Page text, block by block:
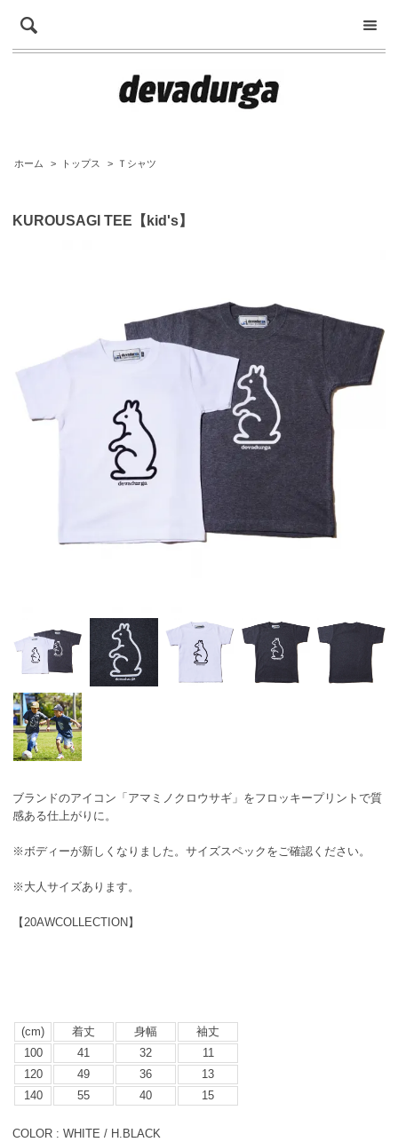
ホーム > トップス > Ｔシャツ
KUROUSAGI TEE【kid's】
ブランドのアイコン「アマミノクロウサギ」をフロッキープリントで質
感ある仕上がりに。
※ボディーが新しくなりました。サイズスペックをご確認ください。
※大人サイズあります。
【20AWCOLLECTION】
(cm) 着丈 身幅
袖丈
100
41 32
11
120
49 36
13
140
55 40 15
COLOR : WHITE / H.BLACK